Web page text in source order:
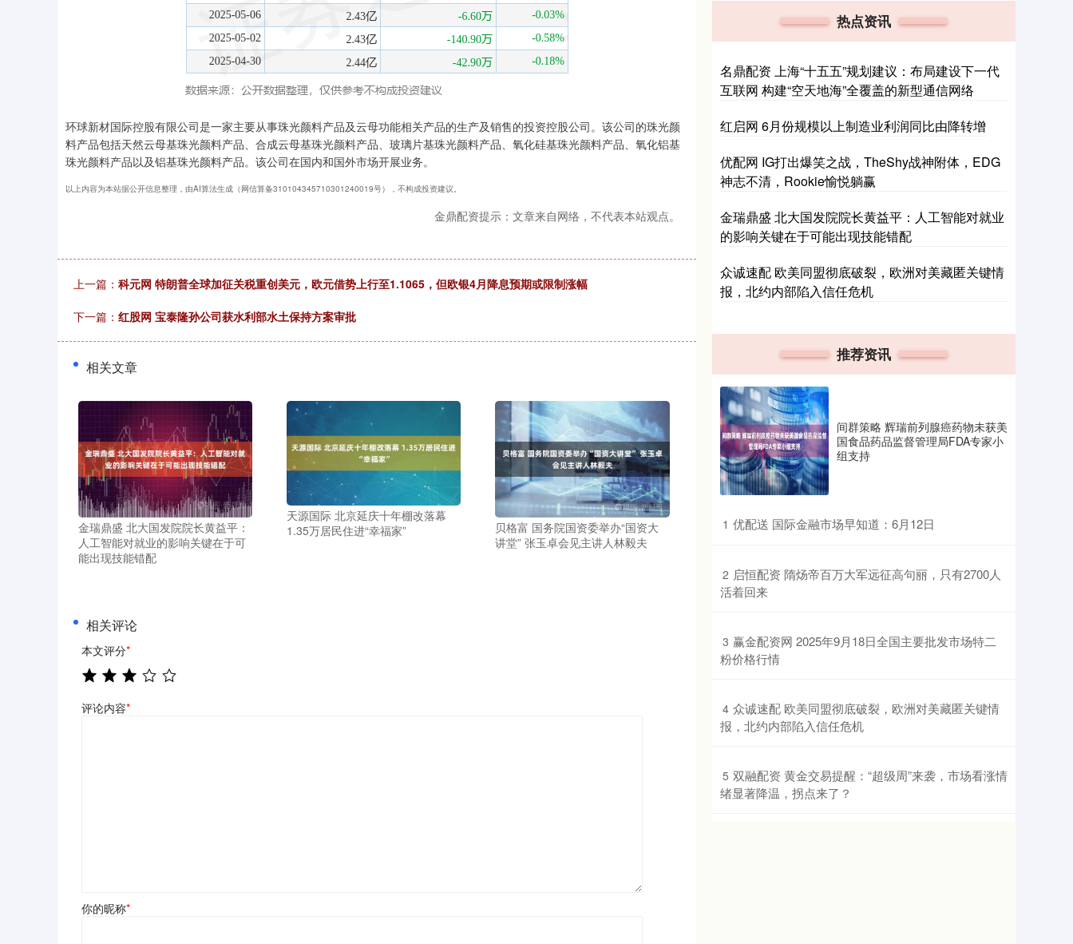
环球新材国际控股有限公司是一家主要从事珠光颜料产品及云母功能相关产品的生产及销售的投资控股公司。该公司的珠光颜
料产品包括天然云母基珠光颜料产品、合成云母基珠光颜料产品、玻璃片基珠光颜料产品、氧化硅基珠光颜料产品、氧化铝基
珠光颜料产品以及铝基珠光颜料产品。该公司在国内和国外市场开展业务。
以上内容为本站据公开信息整理，由AI算法生成（网信算备310104345710301240019号），不构成投资建议。
金鼎配资提示：文章来自网络，不代表本站观点。
上一篇： 科元网 特朗普全球加征关税重创美元，欧元借势上行至1.1065，但欧银4月降息预期或限制涨幅
下一篇： 红股网 宝泰隆孙公司获水利部水土保持方案审批
相关文章
金瑞鼎盛 北大国发院院长黄益平：
人工智能对就业的影响关键在于可
能出现技能错配
天源国际 北京延庆十年棚改落幕
1.35万居民住进“幸福家”
贝格富 国务院国资委举办“国资大
讲堂” 张玉卓会见主讲人林毅夫
相关评论
本文评分*
评论内容*
你的昵称*
热点资讯
名鼎配资 上海“十五五”规划建议：布局建设下一代
互联网 构建“空天地海”全覆盖的新型通信网络
红启网 6月份规模以上制造业利润同比由降转增
优配网 IG打出爆笑之战，TheShy战神附体，EDG
神志不清，Rookie愉悦躺赢
金瑞鼎盛 北大国发院院长黄益平：人工智能对就业
的影响关键在于可能出现技能错配
众诚速配 欧美同盟彻底破裂，欧洲对美藏匿关键情
报，北约内部陷入信任危机
推荐资讯
间群策略 辉瑞前列腺癌药物未获美
国食品药品监督管理局FDA专家小
组支持
1 ​优配送 国际金融市场早知道：6月12日
2 ​启恒配资 隋炀帝百万大军远征高句丽，只有2700人
活着回来
3 ​赢金配资网 2025年9月18日全国主要批发市场特二
粉价格行情
4 ​众诚速配 欧美同盟彻底破裂，欧洲对美藏匿关键情
报，北约内部陷入信任危机
5 ​双融配资 黄金交易提醒：“超级周”来袭，市场看涨情
绪显著降温，拐点来了？